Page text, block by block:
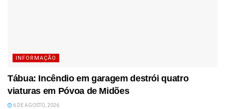
INFORMAÇÃO
Tábua: Incêndio em garagem destrói quatro
viaturas em Póvoa de Midões
6 DE AGOSTO, 2026